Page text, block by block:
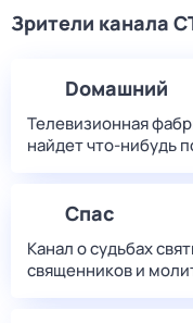
Зрители канала
Dомашний
Телевизионная
найдет что‑нибудь
Спас
Канал о судьбах
священников и